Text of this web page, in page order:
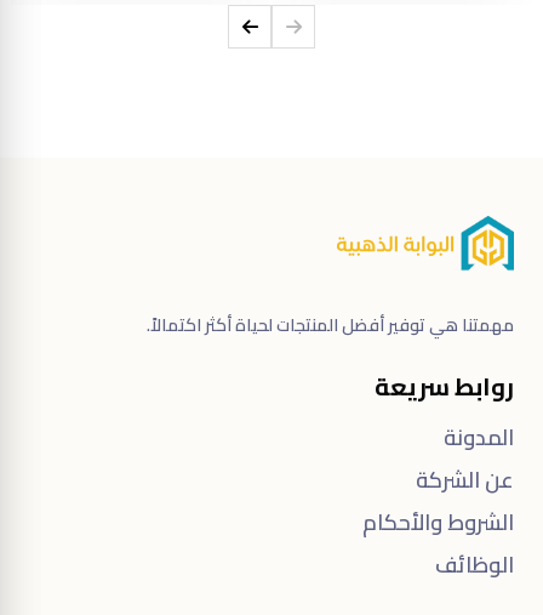
مهمتنا هي توفير أفضل المنتجات لحياة أكثر اكتمالاً.
روابط سريعة
المدونة
عن الشركة
الشروط والأحكام
الوظائف